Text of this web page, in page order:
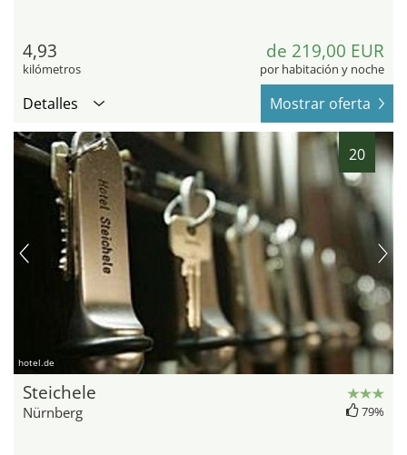
4,93
kilómetros
de 219,00 EUR
por habitación y noche
Detalles Mostrar oferta
20
hotel.de
Steichele
Nürnberg 79%